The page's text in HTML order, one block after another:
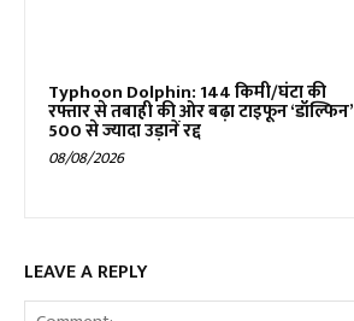
Typhoon Dolphin: 144 किमी/घंटा की
रफ्तार से तबाही की ओर बढ़ा टाइफून ‘डॉल्फिन’
500 से ज्यादा उड़ानें रद्द
08/08/2026
LEAVE A REPLY